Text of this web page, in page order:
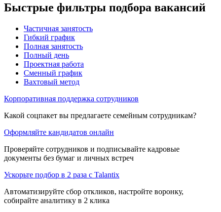
Быстрые фильтры подбора вакансий
Частичная занятость
Гибкий график
Полная занятость
Полный день
Проектная работа
Сменный график
Вахтовый метод
Корпоративная поддержка сотрудников
Какой соцпакет вы предлагаете семейным сотрудникам?
Оформляйте кандидатов онлайн
Проверяйте сотрудников и подписывайте кадровые
документы без бумаг и личных встреч
Ускорьте подбор в 2 раза с Talantix
Автоматизируйте сбор откликов, настройте воронку,
собирайте аналитику в 2 клика